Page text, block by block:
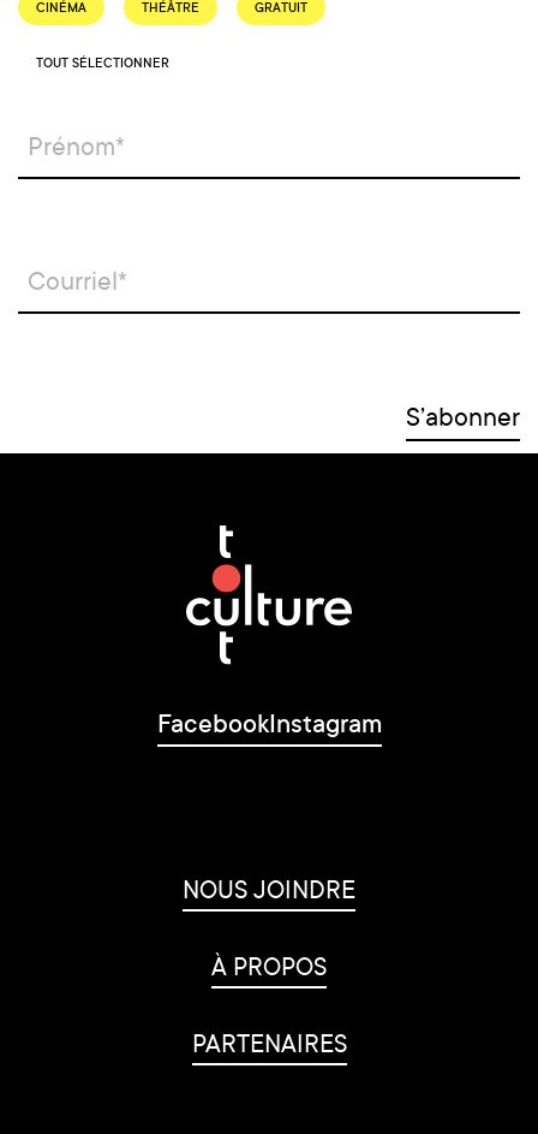
FacebookInstagram
NOUS JOINDRE
À PROPOS
PARTENAIRES
CINÉMA THÉÂTRE GRATUIT
TOUT SÉLECTIONNER